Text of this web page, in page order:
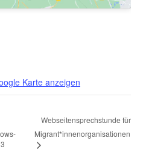
Karte anzeigen
Webseitensprechstunde für
Migrant*innenorganisationen